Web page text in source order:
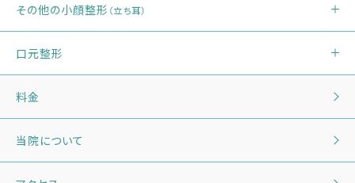
その他の小顔整形 （立ち耳）
口元整形
料金
当院について